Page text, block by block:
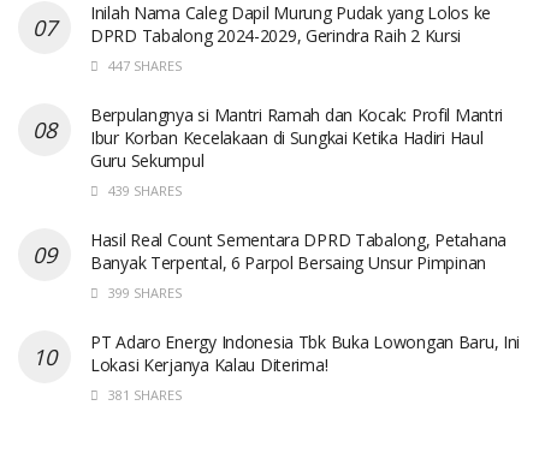
Inilah Nama Caleg Dapil Murung Pudak yang Lolos ke
DPRD Tabalong 2024-2029, Gerindra Raih 2 Kursi
447 SHARES
Berpulangnya si Mantri Ramah dan Kocak: Profil Mantri
Ibur Korban Kecelakaan di Sungkai Ketika Hadiri Haul
Guru Sekumpul
439 SHARES
Hasil Real Count Sementara DPRD Tabalong, Petahana
Banyak Terpental, 6 Parpol Bersaing Unsur Pimpinan
399 SHARES
PT Adaro Energy Indonesia Tbk Buka Lowongan Baru, Ini
Lokasi Kerjanya Kalau Diterima!
381 SHARES